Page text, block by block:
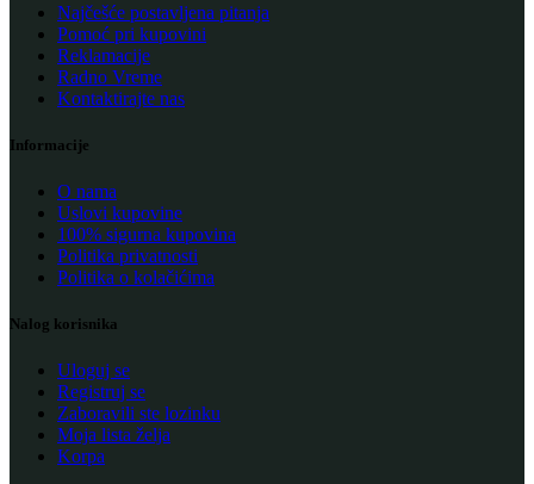
Najčešće postavljena pitanja
Pomoć pri kupovini
Reklamacije
Radno Vreme
Kontaktirajte nas
Informacije
O nama
Uslovi kupovine
100% sigurna kupovina
Politika privatnosti
Politika o kolačićima
Nalog korisnika
Uloguj se
Registruj se
Zaboravili ste lozinku
Moja lista želja
Korpa